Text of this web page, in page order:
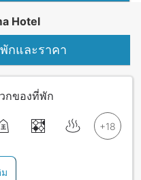
Hotel
กและราคา
กของที่พัก